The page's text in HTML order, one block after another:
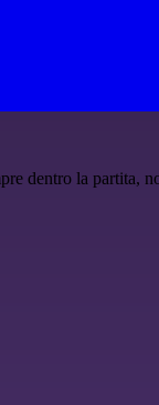
dentro la partita,